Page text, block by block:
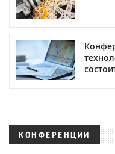
КОНФЕРЕНЦИИ